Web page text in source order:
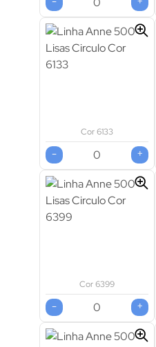
Cor 6133
- +
Cor 6399
- +